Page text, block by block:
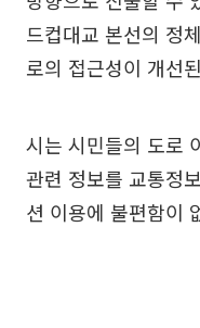
드컵대교 본선의 정
로의 접근성이 개선
시는 시민들의 도로
관련 정보를 교통정
션 이용에 불편함이